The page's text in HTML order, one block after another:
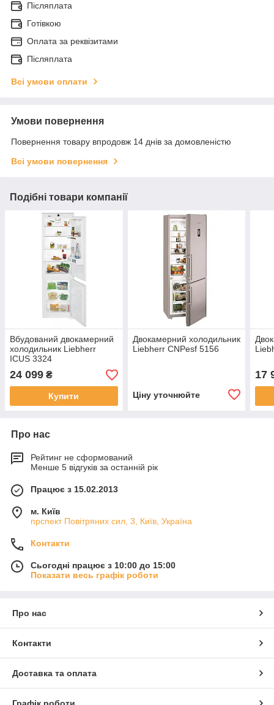
Післяплата
Готівкою
Оплата за реквізитами
Післяплата
Всі умови оплати
Умови повернення
Повернення товару впродовж 14 днів за домовленістю
Всі умови повернення
Подібні товари компанії
Вбудований двокамерний
холодильник Liebherr
ICUS 3324
24 099 ₴
Купити
Двокамерний холодильник
Liebherr CNPesf 5156
Ціну уточнюйте
17
Про нас
Рейтинг не сформований
Менше 5 відгуків за останній рік
Працює з 15.02.2013
м. Київ
прспект Повітряних сил, 3, Київ, Україна
Контакти
Сьогодні працює з 10:00 до 15:00
Показати весь графік роботи
Про нас
Контакти
Доставка та оплата